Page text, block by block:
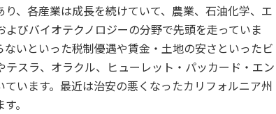
、各産業は成長を続けていて、農業、石油化学、エ
びバイオテクノロジーの分野で先頭を走っていま
いといった税制優遇や賃金・土地の安さといったビ
スラ、オラクル、ヒューレット・パッカード・エン
います。最近は治安の悪くなったカリフォルニア州
。